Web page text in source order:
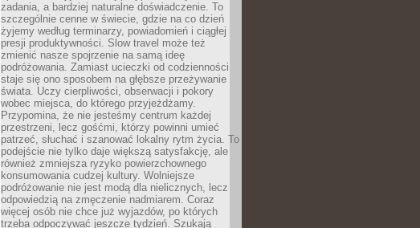
zadania, a bardziej naturalne doświadczenie. To
szczególnie cenne w świecie, gdzie na co dzień
żyjemy według terminarzy, powiadomień i ciągłej
presji produktywności. Slow travel może też
zmienić nasze spojrzenie na samą ideę
podróżowania. Zamiast ucieczki od codzienności
staje się ono sposobem na głębsze przeżywanie
świata. Uczy cierpliwości, obserwacji i pokory
wobec miejsca, do którego przyjeżdżamy.
Przypomina, że nie jesteśmy centrum każdej
przestrzeni, lecz gośćmi, którzy powinni umieć
patrzeć, słuchać i szanować lokalny rytm życia. To
podejście nie tylko daje większą satysfakcję, ale
również zmniejsza ryzyko powierzchownego
konsumowania cudzej kultury. Wolniejsze
podróżowanie nie jest modą dla nielicznych, lecz
odpowiedzią na zmęczenie nadmiarem. Coraz
więcej osób nie chce już wyjazdów, po których
trzeba odpoczywać jeszcze tydzień. Szukają